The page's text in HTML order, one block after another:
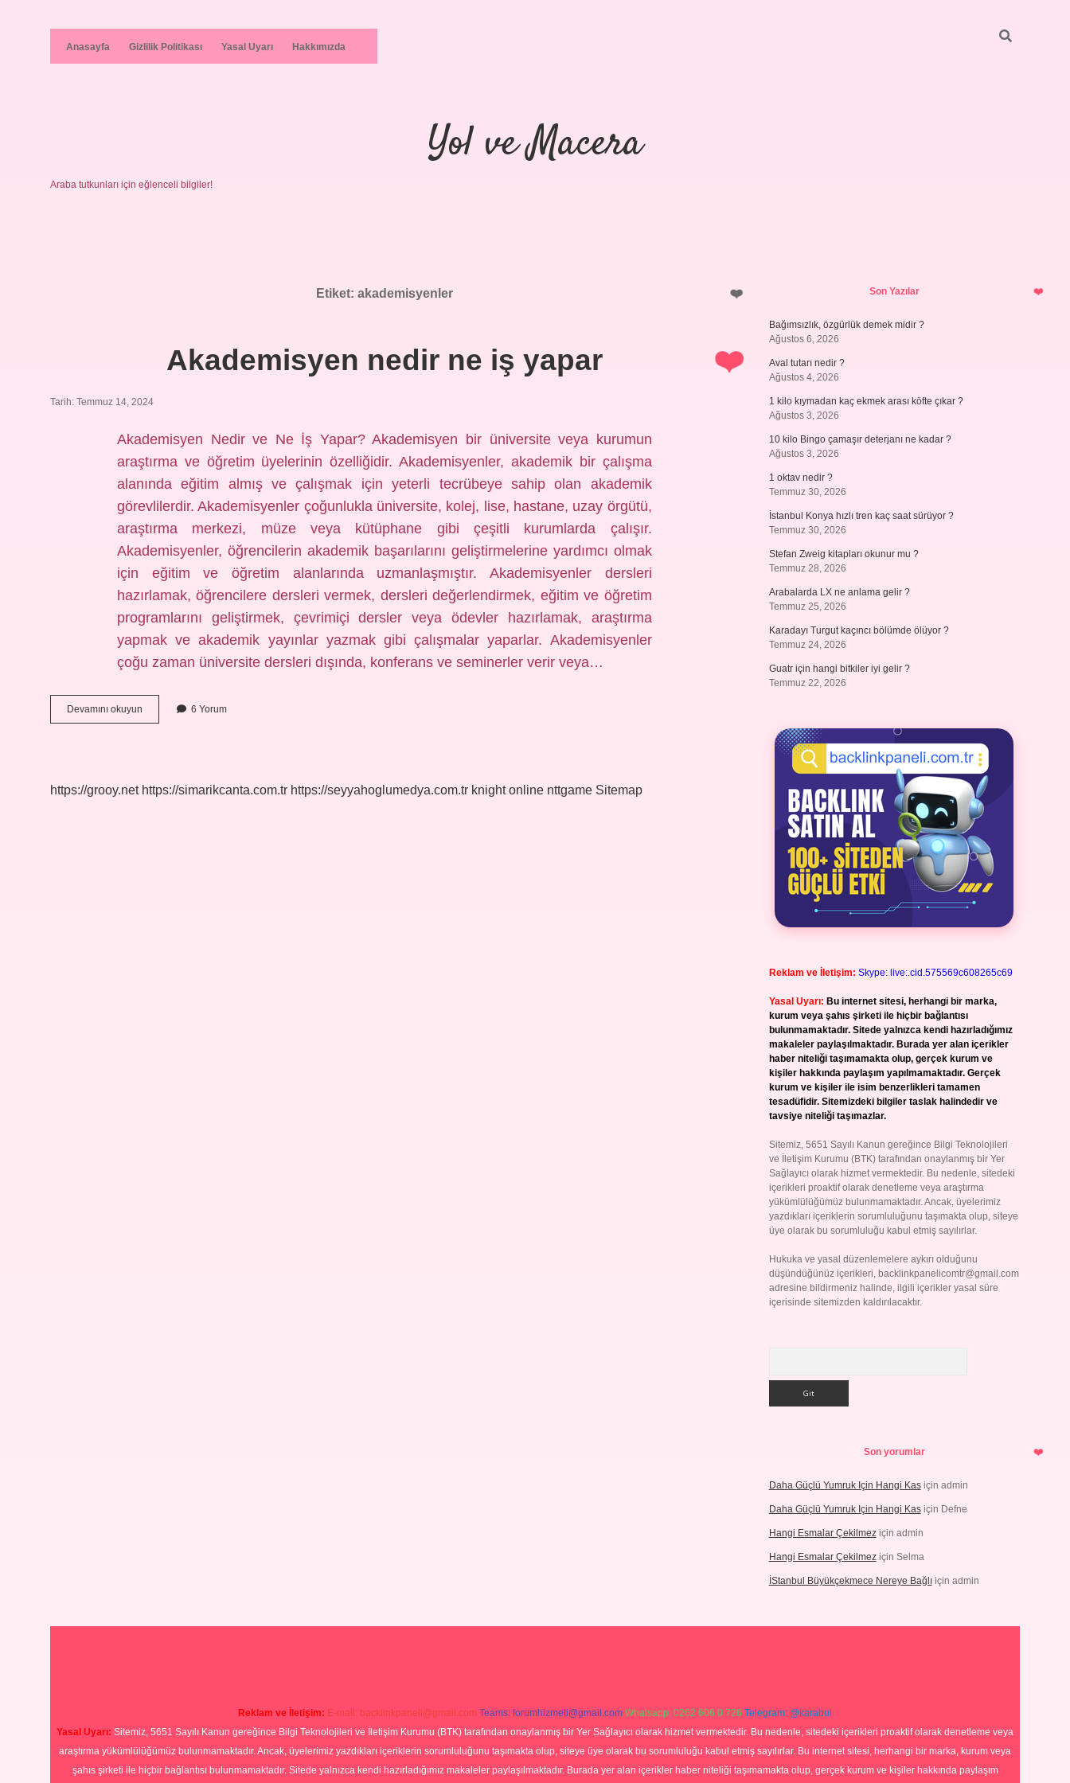
Anasayfa Gizlilik Politikası Yasal Uyarı Hakkımızda
Yol ve Macera
Araba tutkunları için eğlenceli bilgiler!
Etiket: akademisyenler
Akademisyen nedir ne iş yapar
Tarih: Temmuz 14, 2024
Akademisyen Nedir ve Ne İş Yapar? Akademisyen bir üniversite veya kurumun
araştırma ve öğretim üyelerinin özelliğidir. Akademisyenler, akademik bir çalışma
alanında eğitim almış ve çalışmak için yeterli tecrübeye sahip olan akademik
görevlilerdir. Akademisyenler çoğunlukla üniversite, kolej, lise, hastane, uzay örgütü,
araştırma merkezi, müze veya kütüphane gibi çeşitli kurumlarda çalışır.
Akademisyenler, öğrencilerin akademik başarılarını geliştirmelerine yardımcı olmak
için eğitim ve öğretim alanlarında uzmanlaşmıştır. Akademisyenler dersleri
hazırlamak, öğrencilere dersleri vermek, dersleri değerlendirmek, eğitim ve öğretim
programlarını geliştirmek, çevrimiçi dersler veya ödevler hazırlamak, araştırma
yapmak ve akademik yayınlar yazmak gibi çalışmalar yaparlar. Akademisyenler
çoğu zaman üniversite dersleri dışında, konferans ve seminerler verir veya…
Devamını okuyun Akademisyen
nedir
6 Yorum
https://grooy.net https://simarikcanta.com.tr https://seyyahoglumedya.com.tr knight online nttgame Sitemap
SidebarSon Yazılar
Bağımsızlık, özgürlük demek midir ?
Ağustos 6, 2026
Aval tutarı nedir ?
Ağustos 4, 2026
1 kilo kıymadan kaç ekmek arası köfte çıkar ?
Ağustos 3, 2026
10 kilo Bingo çamaşır deterjanı ne kadar ?
Ağustos 3, 2026
1 oktav nedir ?
Temmuz 30, 2026
İstanbul Konya hızlı tren kaç saat sürüyor ?
Temmuz 30, 2026
Stefan Zweig kitapları okunur mu ?
Temmuz 28, 2026
Arabalarda LX ne anlama gelir ?
Temmuz 25, 2026
Karadayı Turgut kaçıncı bölümde ölüyor ?
Temmuz 24, 2026
Guatr için hangi bitkiler iyi gelir ?
Temmuz 22, 2026
Reklam ve İletişim: Skype: live:.cid.575569c608265c69
Yasal Uyarı: Bu internet sitesi, herhangi bir marka,
kurum veya şahıs şirketi ile hiçbir bağlantısı
bulunmamaktadır. Sitede yalnızca kendi hazırladığımız
makaleler paylaşılmaktadır. Burada yer alan içerikler
haber niteliği taşımamakta olup, gerçek kurum ve
kişiler hakkında paylaşım yapılmamaktadır. Gerçek
kurum ve kişiler ile isim benzerlikleri tamamen
tesadüfidir. Sitemizdeki bilgiler taslak halindedir ve
tavsiye niteliği taşımazlar.
Sitemiz, 5651 Sayılı Kanun gereğince Bilgi Teknolojileri
ve İletişim Kurumu (BTK) tarafından onaylanmış bir Yer
Sağlayıcı olarak hizmet vermektedir. Bu nedenle, sitedeki
içerikleri proaktif olarak denetleme veya araştırma
yükümlülüğümüz bulunmamaktadır. Ancak, üyelerimiz
yazdıkları içeriklerin sorumluluğunu taşımakta olup, siteye
üye olarak bu sorumluluğu kabul etmiş sayılırlar.
Hukuka ve yasal düzenlemelere aykırı olduğunu
düşündüğünüz içerikleri, backlinkpanelicomtr@gmail.com
adresine bildirmeniz halinde, ilgili içerikler yasal süre
içerisinde sitemizden kaldırılacaktır.
Son yorumlar
Daha Güçlü Yumruk Için Hangi Kasiçin admin
Daha Güçlü Yumruk Için Hangi Kasiçin Defne
Hangi Esmalar Çekilmeziçin admin
Hangi Esmalar Çekilmeziçin Selma
İStanbul Büyükçekmece Nereye Bağlıiçin admin
Reklam ve İletişim: E-mail: backlinkpaneli@gmail.com Teams: forumhizmeti@gmail.com Whatsapp: 0262 606 0 726 Telegram: @karabul
Yasal Uyarı: Sitemiz, 5651 Sayılı Kanun gereğince Bilgi Teknolojileri ve İletişim Kurumu (BTK) tarafından onaylanmış bir Yer Sağlayıcı olarak hizmet vermektedir. Bu nedenle, sitedeki içerikleri proaktif olarak denetleme veya
araştırma yükümlülüğümüz bulunmamaktadır. Ancak, üyelerimiz yazdıkları içeriklerin sorumluluğunu taşımakta olup, siteye üye olarak bu sorumluluğu kabul etmiş sayılırlar. Bu internet sitesi, herhangi bir marka, kurum veya
şahıs şirketi ile hiçbir bağlantısı bulunmamaktadır. Sitede yalnızca kendi hazırladığımız makaleler paylaşılmaktadır. Burada yer alan içerikler haber niteliği taşımamakta olup, gerçek kurum ve kişiler hakkında paylaşım